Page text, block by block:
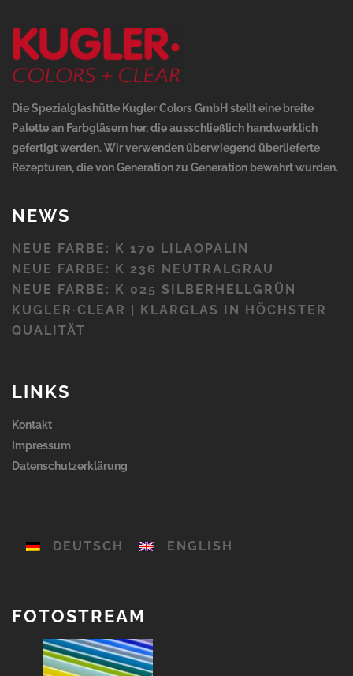
Die Spezialglashütte Kugler Colors GmbH stellt eine breite
Palette an Farbgläsern her, die ausschließlich handwerklich
gefertigt werden. Wir verwenden überwiegend überlieferte
Rezepturen, die von Generation zu Generation bewahrt wurden.
NEWS
NEUE FARBE: K 170 LILAOPALIN
NEUE FARBE: K 236 NEUTRALGRAU
NEUE FARBE: K 025 SILBERHELLGRÜN
KUGLER·CLEAR | KLARGLAS IN HÖCHSTER
QUALITÄT
LINKS
Kontakt
Impressum
Datenschutzerklärung
DEUTSCH ENGLISH
FOTOSTREAM